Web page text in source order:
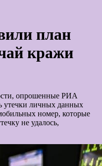
план
кражи
опрошенные РИА
утечки личных данных
номер, которые
не удалось,